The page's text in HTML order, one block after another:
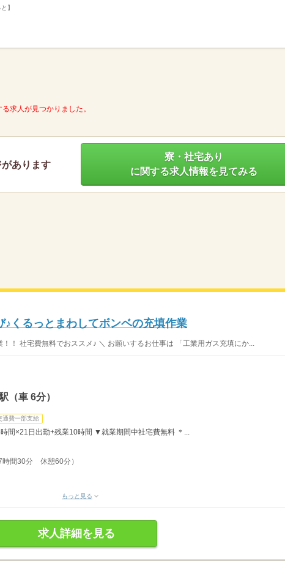
】
求人が見つかりました。
あります
寮・社宅あり
に関する求人情報を見てみる
♪くるっとまわしてボンベの充填作業
！ 社宅費無料でおススメ♪ ＼ お願いするお仕事は 「工業用ガス充填にか...
（車 6分）
通費一部支給
間×21日出勤+残業10時間 ▼就業期間中社宅費無料 ＊...
時間30分 休憩60分）
もっと見る
求人詳細を見る